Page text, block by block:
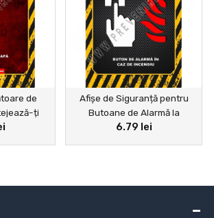
de
ți
Afișe de Siguranță pentru
Butoane de Alarmă la
Incendiu
6.79 lei